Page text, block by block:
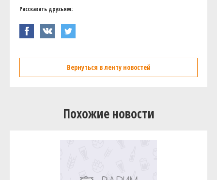
Рассказать друзьям:
Вернуться в ленту новостей
Похожие новости